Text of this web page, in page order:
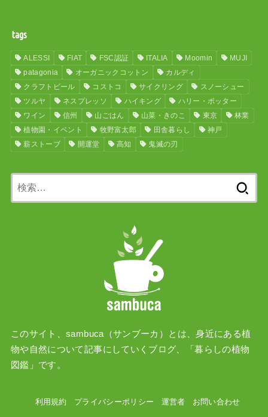
tags
ALESSI FIAT FSC認証 ITALIA Moomin
MUJI
patagonia
オーガニックコットン
カルディ
クラフトビール
コストコ サイクリング
スノーシュー
ツルヤ
ネスプレッソ ハイキング
ハリー・ポッター
ワイン
信州 山ごはん 山菜・きのこ 東京
林業
植物園・イベント
牧野富太郎 田舎暮らし
神戸
薪ストーブ
開運堂 高知 鬼滅の刃
このサイト、sambuca（サンブーカ）とは、身近にある植
物や自然について記事にしていくブログ、「暮らしの植物
図鑑」です。
利用規約 プライバシーポリシー 運営者 お問い合わせ